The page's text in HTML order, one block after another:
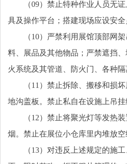
（09）禁止特种作业人员无
具及操作平台；搭建现场应设安
（10）严禁利用展馆顶部网
料、展品及其他物品；严禁遮挡
火系统及其管道、防火门、各种
（11）禁止拆除、搬移和损
地沟盖板。禁止私自在设施上吊
（12）禁止将聚光灯等发热
烟。禁止在展位小仓库里内堆放空
（13）对违反上述规定的施